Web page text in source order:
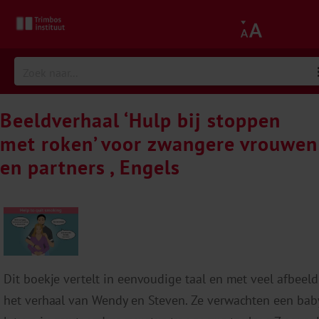
Beeldverhaal ‘Hulp bij stoppen
met roken’ voor zwangere vrouwen
en partners , Engels
Dit boekje vertelt in eenvoudige taal en met veel
het verhaal van Wendy en Steven. Ze verwachten een